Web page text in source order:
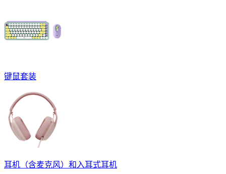
键鼠套装
耳机（含麦克风）和入耳式耳机